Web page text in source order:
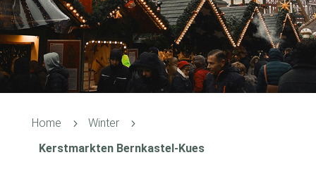
Home 5 Winter 5
Kerstmarkten Bernkastel-Kues